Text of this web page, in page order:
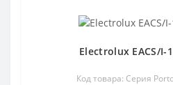
Electrolux EACS/I-
Код товара: Серия